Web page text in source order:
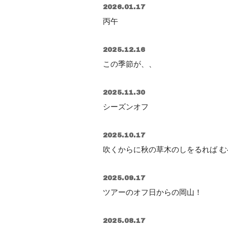
2026.01.17
丙午
2025.12.16
この季節が、、
2025.11.30
シーズンオフ
2025.10.17
吹くからに秋の草木のしをるれば
2025.09.17
ツアーのオフ日からの岡山！
2025.08.17